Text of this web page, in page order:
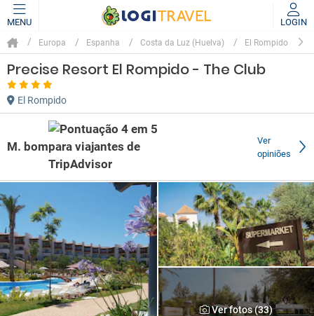
MENU LOGIN
Europa Espanha Costa da Luz (Huelva) El Rompido
Precise Resort El Rompido - The Club
El Rompido
M. bom
Ver
opiniões
Ver fotos (33)